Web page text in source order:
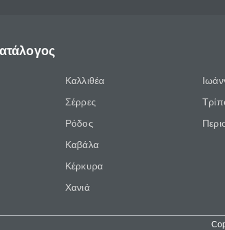
Καλλιθέα
Σέρρες
Ρόδος
Καβάλα
Κέρκυρα
Χανιά